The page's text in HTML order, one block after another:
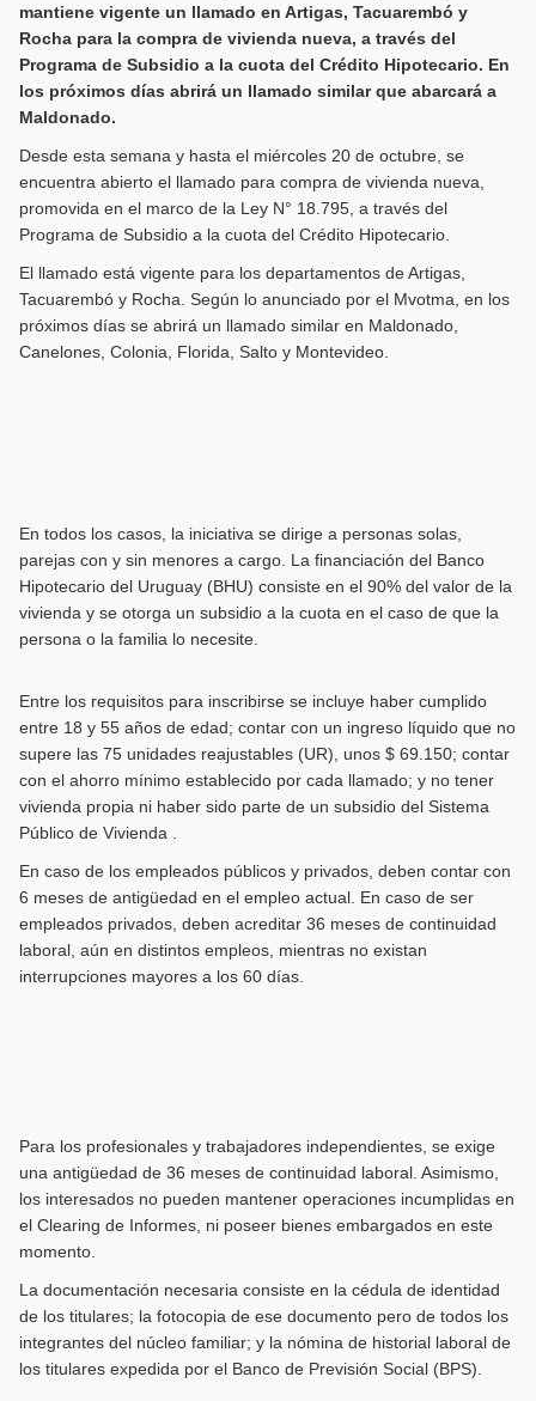
mantiene vigente un llamado en Artigas, Tacuarembó y
Rocha para la compra de vivienda nueva, a través del
Programa de Subsidio a la cuota del Crédito Hipotecario. En
los próximos días abrirá un llamado similar que abarcará a
Maldonado.
Desde esta semana y hasta el miércoles 20 de octubre, se
encuentra abierto el llamado para compra de vivienda nueva,
promovida en el marco de la Ley N° 18.795, a través del
Programa de Subsidio a la cuota del Crédito Hipotecario.
El llamado está vigente para los departamentos de Artigas,
Tacuarembó y Rocha. Según lo anunciado por el Mvotma, en los
próximos días se abrirá un llamado similar en Maldonado,
Canelones, Colonia, Florida, Salto y Montevideo.
En todos los casos, la iniciativa se dirige a personas solas,
parejas con y sin menores a cargo. La financiación del Banco
Hipotecario del Uruguay (BHU) consiste en el 90% del valor de la
vivienda y se otorga un subsidio a la cuota en el caso de que la
persona o la familia lo necesite.
Entre los requisitos para inscribirse se incluye haber cumplido
entre 18 y 55 años de edad; contar con un ingreso líquido que no
supere las 75 unidades reajustables (UR), unos $ 69.150; contar
con el ahorro mínimo establecido por cada llamado; y no tener
vivienda propia ni haber sido parte de un subsidio del Sistema
Público de Vivienda .
En caso de los empleados públicos y privados, deben contar con
6 meses de antigüedad en el empleo actual. En caso de ser
empleados privados, deben acreditar 36 meses de continuidad
laboral, aún en distintos empleos, mientras no existan
interrupciones mayores a los 60 días.
Para los profesionales y trabajadores independientes, se exige
una antigüedad de 36 meses de continuidad laboral. Asimismo,
los interesados no pueden mantener operaciones incumplidas en
el Clearing de Informes, ni poseer bienes embargados en este
momento.
La documentación necesaria consiste en la cédula de identidad
de los titulares; la fotocopia de ese documento pero de todos los
integrantes del núcleo familiar; y la nómina de historial laboral de
los titulares expedida por el Banco de Previsión Social (BPS).